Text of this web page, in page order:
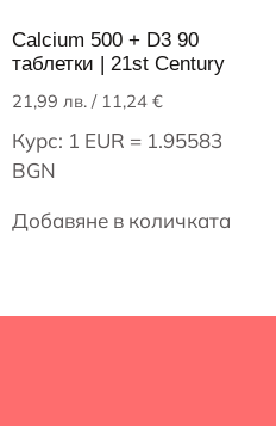
Calcium 500 + D3 90
таблетки | 21st Century
21,99 лв. / 11,24 €
Курс: 1 EUR = 1.95583
BGN
Добавяне в количката